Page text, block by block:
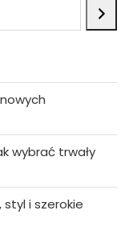
wybrać trwały
styl i szerokie